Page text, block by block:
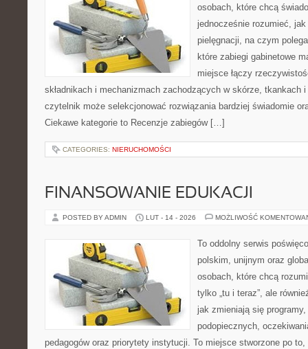
osobach, które chcą
jednocześnie rozumieć, jak
pielęgnacji, na czym
które zabiegi gabinetowe
miejsce łączy
składnikach i mechanizmach zachodzących w skórze, tkankach
czytelnik może selekcjonować rozwiązania bardziej świadomie
Ciekawe kategorie to Recenzje zabiegów […]
CATEGORIES: NIERUCHOMOŚCI
FINANSOWANIE EDUKACJI
POSTED BY ADMIN LUT - 14 - 2026 MOŻLIWOŚĆ
To oddolny serwis
polskim, unijnym oraz
osobach, które chcą
tylko „tu i teraz”, ale
jak zmieniają się
podopiecznych,
pedagogów oraz priorytety instytucji. To miejsce stworzone po